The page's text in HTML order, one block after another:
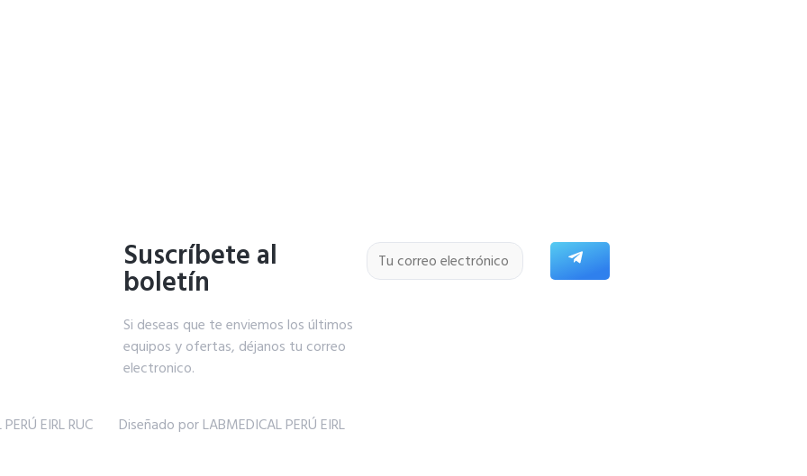
Suscríbete al
boletín
Si deseas que te enviemos los últimos
equipos y ofertas, déjanos tu correo
electronico.
EIRL RUC
Diseñado por LABMEDICAL PERÚ EIRL